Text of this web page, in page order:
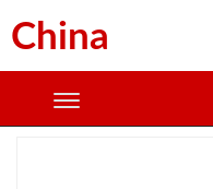
China